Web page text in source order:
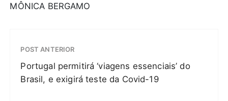
MÔNICA BERGAMO
POST ANTERIOR
Portugal permitirá ‘viagens essenciais’ do
Brasil, e exigirá teste da Covid-19